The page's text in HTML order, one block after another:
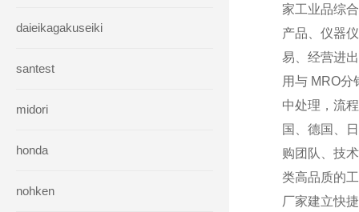
daieikagakuseiki
santest
midori
honda
nohken
家工业品综
产品、仪器
易、经营进
用与 MRO分
中处理，流
国、德国、
购团队、技
类高品质的
厂家建立快